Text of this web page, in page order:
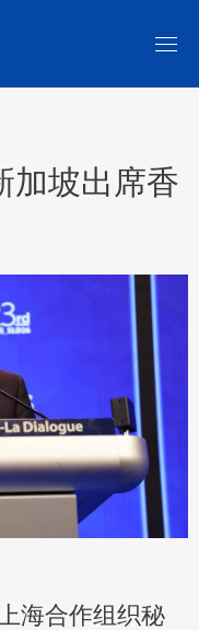
加坡出席香
海合作组织秘